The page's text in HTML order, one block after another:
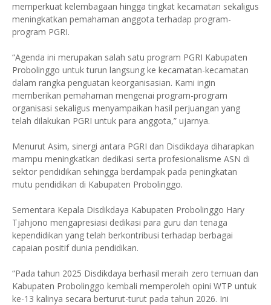
memperkuat kelembagaan hingga tingkat kecamatan sekaligus
meningkatkan pemahaman anggota terhadap program-
program PGRI.
“Agenda ini merupakan salah satu program PGRI Kabupaten
Probolinggo untuk turun langsung ke kecamatan-kecamatan
dalam rangka penguatan keorganisasian. Kami ingin
memberikan pemahaman mengenai program-program
organisasi sekaligus menyampaikan hasil perjuangan yang
telah dilakukan PGRI untuk para anggota,” ujarnya.
Menurut Asim, sinergi antara PGRI dan Disdikdaya diharapkan
mampu meningkatkan dedikasi serta profesionalisme ASN di
sektor pendidikan sehingga berdampak pada peningkatan
mutu pendidikan di Kabupaten Probolinggo.
Sementara Kepala Disdikdaya Kabupaten Probolinggo Hary
Tjahjono mengapresiasi dedikasi para guru dan tenaga
kependidikan yang telah berkontribusi terhadap berbagai
capaian positif dunia pendidikan.
“Pada tahun 2025 Disdikdaya berhasil meraih zero temuan dan
Kabupaten Probolinggo kembali memperoleh opini WTP untuk
ke-13 kalinya secara berturut-turut pada tahun 2026. Ini